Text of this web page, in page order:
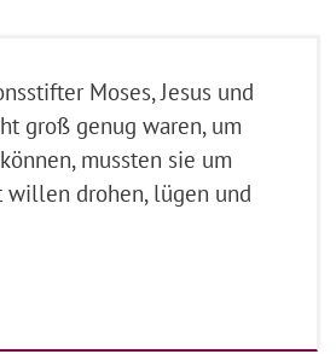
Moses, Jesus und
groß genug waren, um
mussten sie um
willen drohen, lügen und